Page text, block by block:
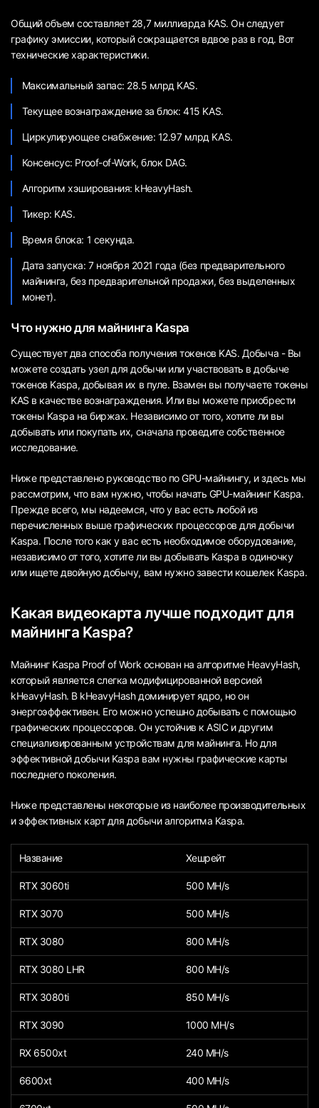
Общий объем составляет 28,7 миллиарда KAS. Он следует
графику эмиссии, который сокращается вдвое раз в год. Вот
технические характеристики.
Максимальный запас: 28.5 млрд KAS.
Текущее вознаграждение за блок: 415 KAS.
Циркулирующее снабжение: 12.97 млрд KAS.
Консенсус: Proof-of-Work, блок DAG.
Алгоритм хэширования: kHeavyHash.
Тикер: KAS.
Время блока: 1 секунда.
Дата запуска: 7 ноября 2021 года (без предварительного
майнинга, без предварительной продажи, без выделенных
монет).
Что нужно для майнинга Kaspa
Существует два способа получения токенов KAS. Добыча - Вы
можете создать узел для добычи или участвовать в добыче
токенов Kaspa, добывая их в пуле. Взамен вы получаете токены
KAS в качестве вознаграждения. Или вы можете приобрести
токены Kaspa на биржах. Независимо от того, хотите ли вы
добывать или покупать их, сначала проведите собственное
исследование.
Ниже представлено руководство по GPU-майнингу, и здесь мы
рассмотрим, что вам нужно, чтобы начать GPU-майнинг Kaspa.
Прежде всего, мы надеемся, что у вас есть любой из
перечисленных выше графических процессоров для добычи
Kaspa. После того как у вас есть необходимое оборудование,
независимо от того, хотите ли вы добывать Kaspa в одиночку
или ищете двойную добычу, вам нужно завести кошелек Kaspa.
Какая видеокарта лучше подходит для
майнинга Kaspa?
Майнинг Kaspa Proof of Work основан на алгоритме HeavyHash,
который является слегка модифицированной версией
kHeavyHash. В kHeavyHash доминирует ядро, но он
энергоэффективен. Его можно успешно добывать с помощью
графических процессоров. Он устойчив к ASIC и другим
специализированным устройствам для майнинга. Но для
эффективной добычи Kaspa вам нужны графические карты
последнего поколения.
Ниже представлены некоторые из наиболее производительных
и эффективных карт для добычи алгоритма Kaspa.
Название Хешрейт
RTX 3060ti 500 MH/s
RTX 3070 500 MH/s
RTX 3080 800 MH/s
RTX 3080 LHR 800 MH/s
RTX 3080ti 850 MH/s
RTX 3090 1000 MH/s
RX 6500xt 240 MH/s
6600xt 400 MH/s